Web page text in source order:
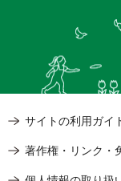
サイトの利用ガイ
著作権・リンク・